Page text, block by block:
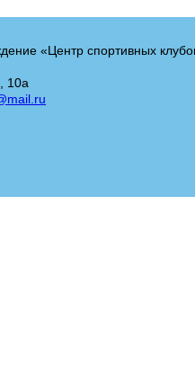
«Центр спортивных
10а